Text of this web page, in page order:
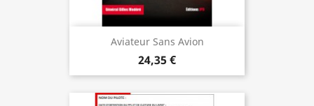
Aviateur Sans Avion
24,35 €